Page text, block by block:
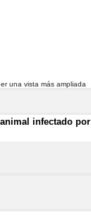
una vista más ampliada
infectado por